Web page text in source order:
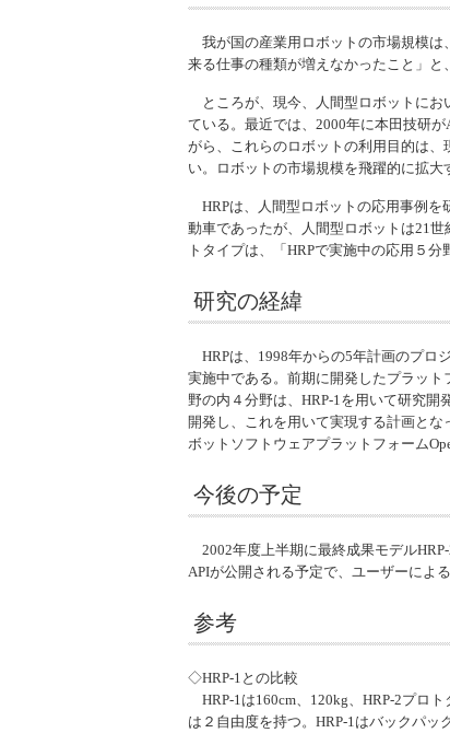
我が国の産業用ロボットの市場規模は
来る仕事の種類が増えなかったこと」と
ところが、現今、人間型ロボットにお
ている。最近では、2000年に本田技研
がら、これらのロボットの利用目的は
い。ロボットの市場規模を飛躍的に拡大
HRPは、人間型ロボットの応用事例を
動車であったが、人間型ロボットは21
トタイプは、「HRPで実施中の応用５
研究の経緯
HRPは、1998年からの5年計画のプロ
実施中である。前期に開発したプラッ
野の内４分野は、HRP-1を用いて研究
開発し、これを用いて実現する計画とな
ボットソフトウェアプラットフォーム
今後の予定
2002年度上半期に最終成果モデル
APIが公開される予定で、ユーザーによ
参考
◇HRP-1との比較
HRP-1は160cm、120kg、HRP-2プロ
は２自由度を持つ。HRP-1はバックパ